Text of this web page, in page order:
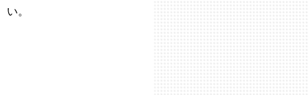
い。